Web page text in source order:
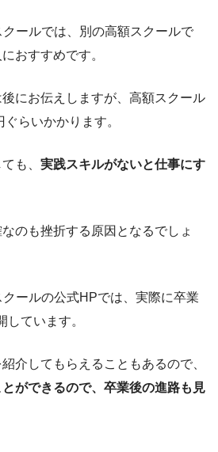
ールでは、別の高額スクールで
おすすめです。
にお伝えしますが、高額スクール
らいかかります。
も、 実践スキルがないと仕事にす
のも挫折する原因となるでしょ
ールの公式HPでは、実際に卒業
ています。
介してもらえることもあるので、
ができるので、卒業後の進路も見